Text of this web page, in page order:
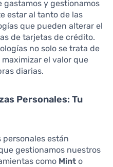
gastamos y gestionamos
estar al tanto de las
que pueden alterar el
de tarjetas de crédito.
no solo se trata de
el valor que
diarias.
Personales: Tu
personales están
gestionamos nuestros
como Mint o